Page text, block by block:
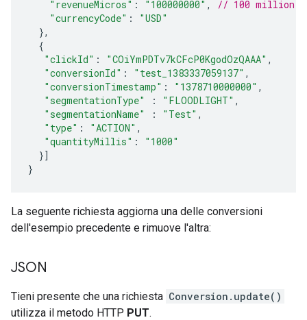
"revenueMicros" : "100000000" ,
// 100 million
"currencyCode" :
"USD"
},
{
"clickId" : "COiYmPDTv7kCFcP0KgodOzQAAA" ,
"conversionId" : "test_1383337059137" ,
"conversionTimestamp" : "1378710000000" ,
"segmentationType"
: "FLOODLIGHT" ,
"segmentationName"
: "Test" ,
"type" : "ACTION" ,
"quantityMillis" :
"1000"
}]
}
La seguente richiesta aggiorna una delle conversioni
dell'esempio precedente e rimuove l'altra:
JSON
Tieni presente che una richiesta Conversion.update()
utilizza il metodo HTTP PUT.